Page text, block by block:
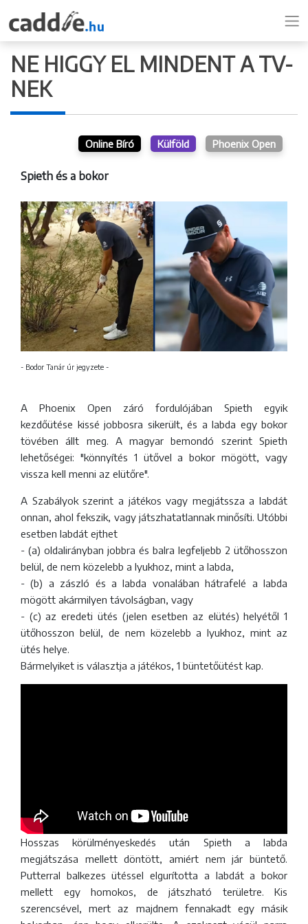
NE HIGGY EL MINDENT A TV-
NEK
Phoenix Open
Külföld
Online Bíró
Spieth és a bokor
- Bodor Tanár úr jegyzete -
A Phoenix Open záró fordulójában Spieth egyik
kezdőütése kissé jobbosra sikerült, és a labda egy bokor
tövében állt meg. A magyar bemondó szerint Spieth
lehetőségei: "könnyítés 1 ütővel a bokor mögött, vagy
vissza kell menni az elütőre".
A Szabályok szerint a játékos vagy megjátssza a labdát
onnan, ahol fekszik, vagy játszhatatlannak minősíti. Utóbbi
esetben labdát ejthet
- (a) oldalirányban jobbra és balra legfeljebb 2 ütőhosszon
belül, de nem közelebb a lyukhoz, mint a labda,
- (b) a zászló és a labda vonalában hátrafelé a labda
mögött akármilyen távolságban, vagy
- (c) az eredeti ütés (jelen esetben az elütés) helyétől 1
ütőhosszon belül, de nem közelebb a lyukhoz, mint az
ütés helye.
Bármelyiket is választja a játékos, 1 büntetőütést kap.
Hosszas körülményeskedés után Spieth a labda
megjátszása mellett döntött, amiért nem jár büntető.
Putterral balkezes ütéssel elgurította a labdát a bokor
mellett egy homokos, de játszható területre. Kis
szerencsével, mert az majdnem fennakadt egy másik